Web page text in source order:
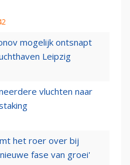
mogelijk ontsnapt
Leipzig
vluchten naar
het roer over bij
fase van groei'